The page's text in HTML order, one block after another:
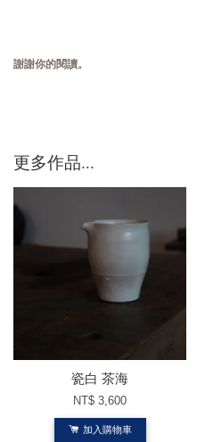
謝謝你的閱讀。
更多作品...
瓷白 茶海
NT$ 3,600
加入購物車